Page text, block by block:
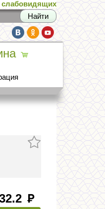
слабовидящих
руб